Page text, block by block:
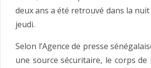
deux ans a été retrouvé dans la
jeudi.
Selon l’Agence de presse
une source sécuritaire, le corps de